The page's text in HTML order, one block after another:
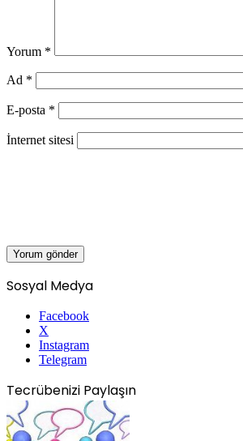
Yorum *
Ad *
E-posta *
İnternet sitesi
Sosyal Medya
Facebook
X
Instagram
Telegram
Tecrübenizi Paylaşın